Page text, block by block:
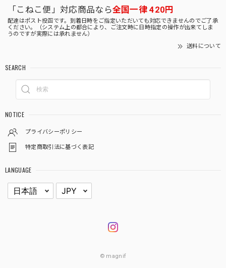
「こねこ便」対応商品なら全国一律 420円
配達はポスト投函です。到着日時をご指定いただいても対応できませんのでご了承
ください。（システム上の都合により、ご注文時に日時指定の操作が出来てしま
うのですが実際には承れません）
送料について
SEARCH
NOTICE
プライバシーポリシー
特定商取引法に基づく表記
LANGUAGE
© magnif